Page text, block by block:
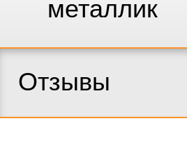
металлик
Отзывы